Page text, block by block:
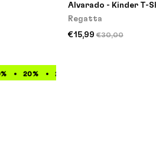
Alvarado - Kinder T-
Regatta
€15,99 €30,00
20% 20%